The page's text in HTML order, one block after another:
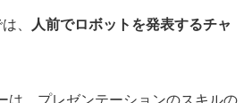
、
人前でロボットを発表するチャ
は、プレゼンテーションのスキルの